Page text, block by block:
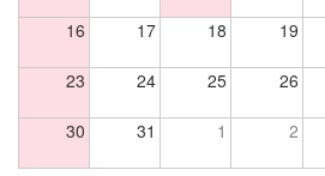
16 17 18 19
23 24 25 26
30 31 1 2